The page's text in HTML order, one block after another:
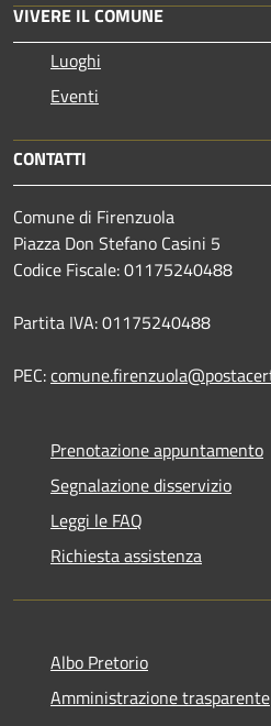
VIVERE IL COMUNE
Luoghi
Eventi
CONTATTI
Comune di Firenzuola
Piazza Don Stefano Casini 5
Codice Fiscale: 01175240488
Partita IVA: 01175240488
PEC:
Prenotazione appuntamento
Segnalazione disservizio
Leggi le FAQ
Richiesta assistenza
Albo Pretorio
Amministrazione trasparente